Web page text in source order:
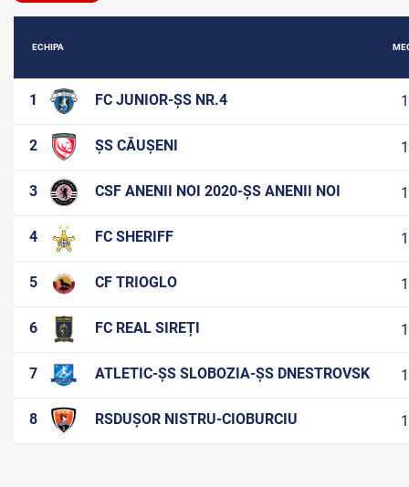
ECHIPA
1 FC JUNIOR-ȘS NR.4
2 ȘS CĂUȘENI
3 CSF ANENII NOI 2020-ȘS ANENII NOI
4 FC SHERIFF
5 CF TRIOGLO
6 FC REAL SIREȚI
7 ATLETIC-ȘS SLOBOZIA-ȘS DNESTROVSK
8 RSDUȘOR NISTRU-CIOBURCIU